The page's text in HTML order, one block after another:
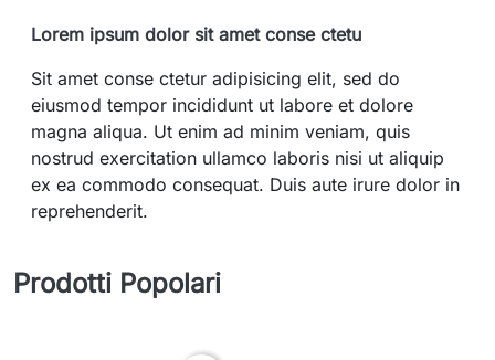
Lorem ipsum dolor sit amet conse ctetu
Sit amet conse ctetur adipisicing elit, sed do
eiusmod tempor incididunt ut labore et dolore
magna aliqua. Ut enim ad minim veniam, quis
nostrud exercitation ullamco laboris nisi ut aliquip
ex ea commodo consequat. Duis aute irure dolor in
reprehenderit.
Prodotti Popolari